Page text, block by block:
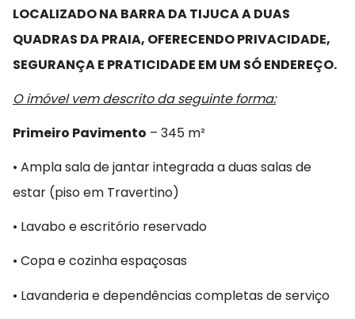
LOCALIZADO NA BARRA DA TIJUCA A DUAS
QUADRAS DA PRAIA, OFERECENDO PRIVACIDADE,
SEGURANÇA E PRATICIDADE EM UM SÓ ENDEREÇO.
O imóvel vem descrito da seguinte forma:
Primeiro Pavimento – 345 m²
• Ampla sala de jantar integrada a duas salas de
estar (piso em Travertino)
• Lavabo e escritório reservado
• Copa e cozinha espaçosas
• Lavanderia e dependências completas de serviço